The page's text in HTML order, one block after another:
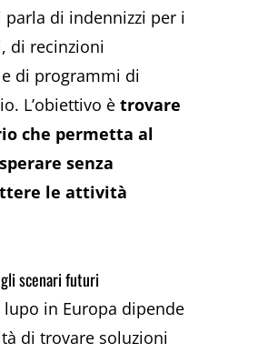
parla di indennizzi per i
di recinzioni
di programmi di
L’obiettivo ètrovare
che permetta al
senza
le attività
scenari futuri
in Europa dipende
di trovare soluzioni